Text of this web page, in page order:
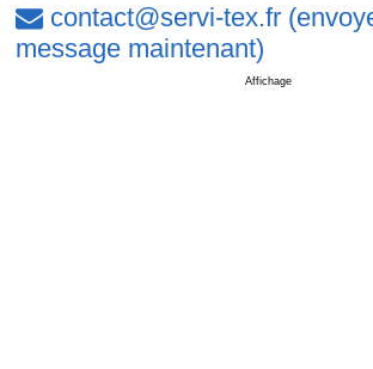
contact@servi-tex.fr
message maintenant)
Affichage